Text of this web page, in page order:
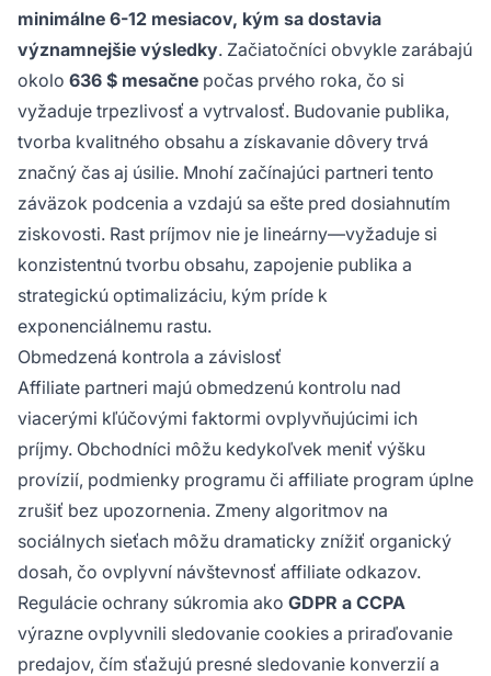
minimálne 6-12 mesiacov, kým sa dostavia
významnejšie výsledky. Začiatočníci obvykle zarábajú
okolo 636 $ mesačne počas prvého roka, čo si
vyžaduje trpezlivosť a vytrvalosť. Budovanie publika,
tvorba kvalitného obsahu a získavanie dôvery trvá
značný čas aj úsilie. Mnohí začínajúci partneri tento
záväzok podcenia a vzdajú sa ešte pred dosiahnutím
ziskovosti. Rast príjmov nie je lineárny—vyžaduje si
konzistentnú tvorbu obsahu, zapojenie publika a
strategickú optimalizáciu, kým príde k
exponenciálnemu rastu.
Obmedzená kontrola a závislosť
Affiliate partneri majú obmedzenú kontrolu nad
viacerými kľúčovými faktormi ovplyvňujúcimi ich
príjmy. Obchodníci môžu kedykoľvek meniť výšku
provízií, podmienky programu či affiliate program úplne
zrušiť bez upozornenia. Zmeny algoritmov na
sociálnych sieťach môžu dramaticky znížiť organický
dosah, čo ovplyvní návštevnosť affiliate odkazov.
Regulácie ochrany súkromia ako GDPR a CCPA
výrazne ovplyvnili sledovanie cookies a priraďovanie
predajov, čím sťažujú presné sledovanie konverzií a